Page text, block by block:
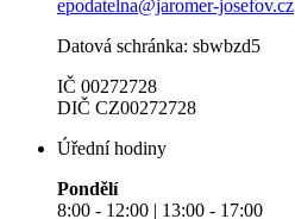
epodatelna@jaromer-josefov.cz
Datová schránka: sbwbzd5
IČ 00272728
DIČ CZ00272728
Úřední hodiny
Pondělí
8:00 - 12:00 | 13:00 - 17:00